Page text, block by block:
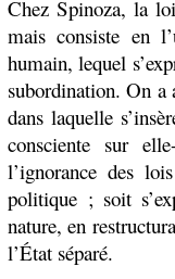
Chez Spinoza, la
mais consiste en
humain, lequel
subordination. On a
dans laquelle
consciente sur
l’ignorance des
politique ; soit
nature, en
l’État séparé.